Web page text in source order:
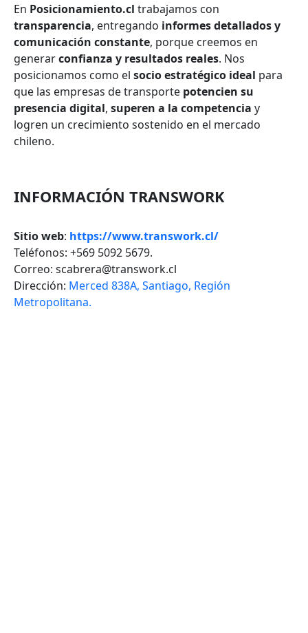
En Posicionamiento.cl trabajamos con
transparencia, entregando informes detallados y
comunicación constante, porque creemos en
generarconfianza y resultados reales. Nos
posicionamos como el socio estratégico ideal para
que las empresas de transporte potencien su
presencia digital, superen a la competencia y
logren un crecimiento sostenido en el mercado
chileno.
INFORMACIÓN TRANSWORK
Sitio web: https://www.transwork.cl/
Teléfonos: +569 5092 5679.
Correo: scabrera@transwork.cl
Dirección: Merced 838A, Santiago, Región
Metropolitana.